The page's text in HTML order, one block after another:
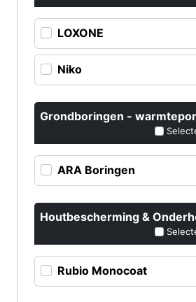
LOXONE
Niko
Grondboringen -
ARA Boringen
Houtbescherming &
Rubio Monocoat